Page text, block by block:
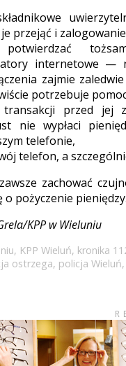
przejąć i
potwierdzać
internetowe —
zajmie
potrzebuje
przed jej
nie wypłaci
telefonie,
telefon, a
zachować
pożyczenie pieniędzy.
KPP w Wieluniu
, KPP Wieluń, kronika
ostrzega, policja Wieluń,